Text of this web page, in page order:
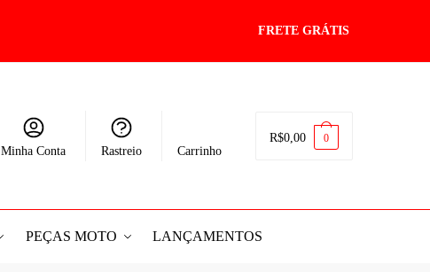
FRETE GRÁTIS
Minha Conta Rastreio Carrinho
R$0,00 0
PEÇAS MOTO LANÇAMENTOS